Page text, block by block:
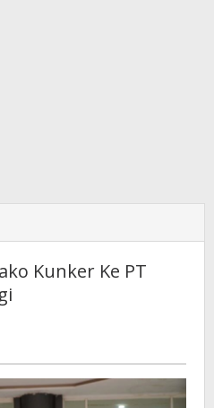
Tadulako
Kunker Ke PT